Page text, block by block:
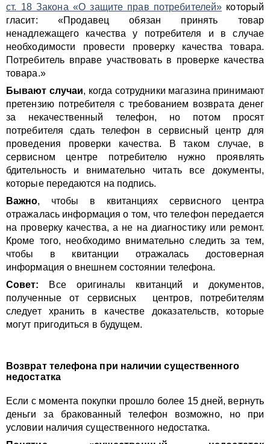
ст. 18 Закона «О защите прав потребителей» который
гласит: «Продавец обязан принять товар
ненадлежащего качества у потребителя и в случае
необходимости провести проверку качества товара.
Потребитель вправе участвовать в проверке качества
товара.»
Бывают случаи, когда сотрудники магазина принимают
претензию потребителя с требованием возврата денег
за некачественный телефон, но потом просят
потребителя сдать телефон в сервисный центр для
проведения проверки качества. В таком случае, в
сервисном центре потребителю нужно проявлять
бдительность и внимательно читать все документы,
которые передаются на подпись.
Важно, чтобы в квитанциях сервисного центра
отражалась информация о том, что телефон передается
на проверку качества, а не на диагностику или ремонт.
Кроме того, необходимо внимательно следить за тем,
чтобы в квитанции отражалась достоверная
информация о внешнем состоянии телефона.
Совет: Все оригиналы квитанций и документов,
полученные от сервисных центров, потребителям
следует хранить в качестве доказательств, которые
могут пригодиться в будущем.
Возврат телефона при наличии существенного
недостатка
Если с момента покупки прошло более 15 дней, вернуть
деньги за бракованный телефон возможно, но при
условии наличия существенного недостатка.